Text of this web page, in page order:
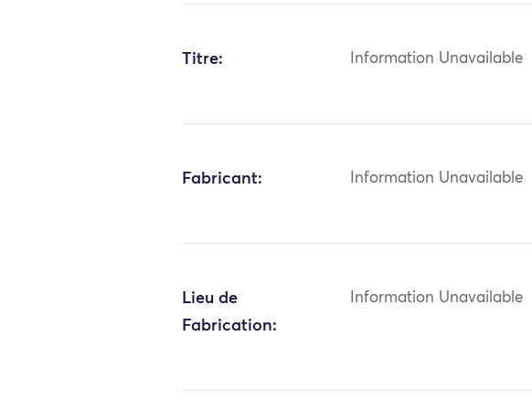
Titre: Information Unavailable
Fabricant: Information Unavailable
Lieu de
Fabrication:
Information Unavailable